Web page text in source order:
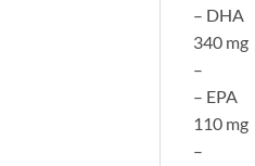
– DHA
340 mg
–
– EPA
110 mg
–